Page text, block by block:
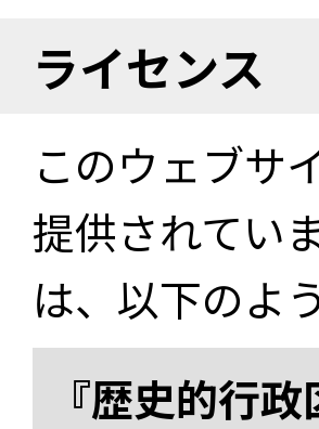
ライセンス
このウェブサ
提供されてい
は、以下のよ
『歴史的行